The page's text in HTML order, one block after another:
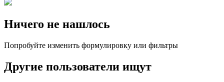
Ничего не нашлось
Попробуйте изменить формулировку или фильтры
Другие пользователи ищут